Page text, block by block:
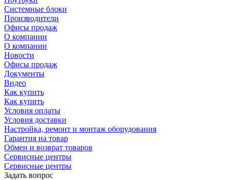
Системные блоки
Производители
Офисы продаж
О компании
О компании
Новости
Офисы продаж
Документы
Видео
Как купить
Как купить
Условия оплаты
Условия доставки
Настройка, ремонт и монтаж оборудования
Гарантия на товар
Обмен и возврат товаров
Сервисные центры
Сервисные центры
Задать вопрос